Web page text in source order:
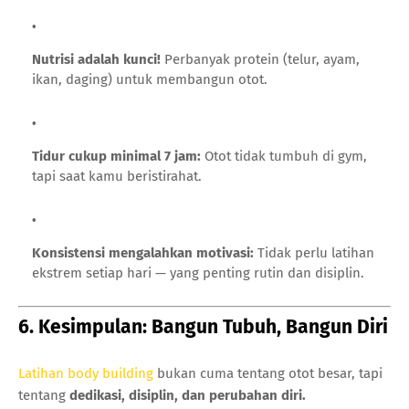
Nutrisi adalah kunci! Perbanyak protein (telur, ayam,
ikan, daging) untuk membangun otot.
Tidur cukup minimal 7 jam: Otot tidak tumbuh di gym,
tapi saat kamu beristirahat.
Konsistensi mengalahkan motivasi: Tidak perlu latihan
ekstrem setiap hari — yang penting rutin dan disiplin.
6. Kesimpulan: Bangun Tubuh, Bangun Diri
Latihan body building bukan cuma tentang otot besar, tapi
tentang dedikasi, disiplin, dan perubahan diri.